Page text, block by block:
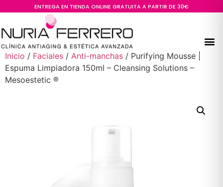
ENTREGA EN TIENDA ONLINE GRATUITA A PARTIR DE 30€
Inicio / Faciales / Anti-manchas / Purifying Mousse |
Espuma Limpiadora 150ml – Cleansing Solutions –
Mesoestetic ®